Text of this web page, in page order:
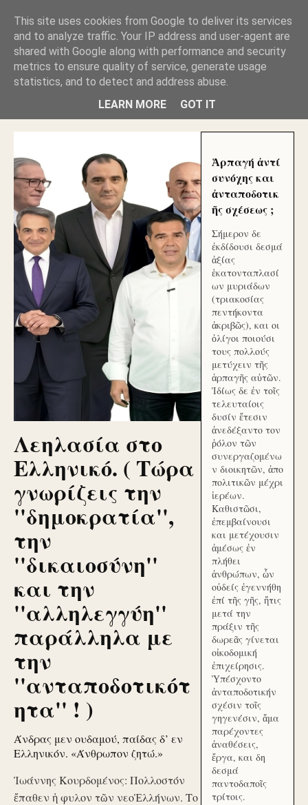
ΑΥΤΟΧΘΟΝΕΣ ΜΟΥ ΕΚΛΕΙΣΑΝ ΤΑ ΣΟΣΙΑΛ ΚΑΙ
ΦΙΜΩΣΑΝ ΤΟ SITE. ΟΙ ΧΙΛΙΑΔΕΣ ΜΙΚΡΟΕΠΕΝΔΥΤΕΣ
ΕΠΕΝΔΥΣΑΤΕ ΓΙΑ ΛΕΗΛΑΣΙΑ ΚΑΙ ΕΓΚΛΗΜΑ ?
ΓΛΥΦΑΔΑ WEB |ΟΙ ΜΕΓΑΛΟΙ ΚΛΕΠΤΑΙ ΑΠΟ ΤΟ
ΜΙΚΡΟΝ ΑΠΑΓΟΥΣΙ
Λεηλασία στο
Ελληνικό. ( Τώρα
γνωρίζεις την
''δημοκρατία'',
την
''δικαιοσύνη''
και την
''αλληλεγγύη''
παράλληλα με
την
''ανταποδοτικότ
ητα'' ! )
Άνδρας μεν ουδαμού, παίδας δ’ εν
Ελληνικόν. «Άνθρωπον ζητώ.»
Ἰωάννης Κουρδομένος: Πολλοστόν
ἔπαθεν ἡ φυλον τῶν νεοἙλλήνων. Το
Ἁρπαγή ἀντί
συνόχης και
ἀνταποδοτικ
ῆς σχέσεως ;
Σήμερον δε
ἐκδίδουσι δεσμά
ἀξίας
ἑκατονταπλασί
ων μυριάδων
(τριακοσίας
πεντήκοντα
ἀκριβῶς), και οι
ὀλίγοι ποιούσι
τους πολλούς
μετύχειν τῆς
ἁρπαγῆς αὐτῶν.
Ἰδίως δε ἐν τοῖς
τελευταίοις
δυσίν ἔτεσιν
ἀνεδέξαντο τον
ῥόλον τῶν
συνεργαζομένω
ν διοικητῶν, ἀπο
πολιτικῶν μέχρι
ἱερέων.
Καθιστῶσι,
ἐπεμβαίνουσι
και μετέχουσιν
ἀμέσως ἐν
πλήθει
ἀνθρώπων, ὧν
οὐδείς ἐγεννήθη
ἐπί τῆς γῆς, ἥτις
μετά την
πράξιν τῆς
δωρεᾶς γίνεται
οἰκοδομική
ἐπιχείρησις.
Ὑπέσχοντο
ἀνταποδοτικήν
σχέσιν τοῖς
γηγενέσιν, ἅμα
παρέχοντες
ἀναθέσεις,
ἔργα, και δη
δεσμά
παντοδαποῖς
τρίτοις.
This site uses cookies from Google to deliver its services
and to analyze traffic. Your IP address and user-agent are
shared with Google along with performance and security
metrics to ensure quality of service, generate usage
statistics, and to detect and address abuse.
LEARN MORE
GOT IT